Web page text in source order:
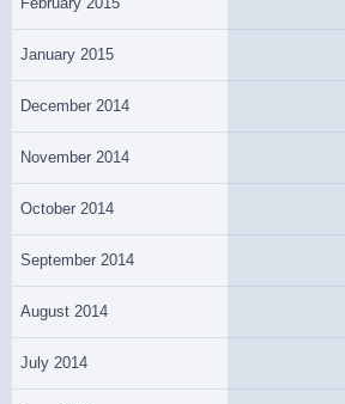
January 2015
December 2014
November 2014
October 2014
September 2014
August 2014
July 2014